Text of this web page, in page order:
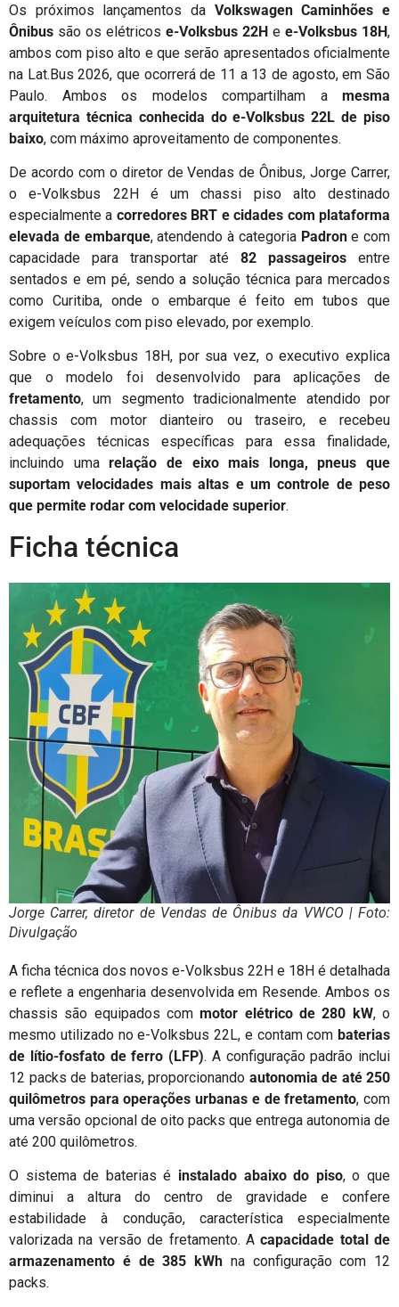
Os próximos lançamentos da Volkswagen Caminhões e
Ônibus são os elétricos e-Volksbus 22H e e-Volksbus 18H,
ambos com piso alto e que serão apresentados oficialmente
na Lat.Bus 2026, que ocorrerá de 11 a 13 de agosto, em São
Paulo. Ambos os modelos compartilham a mesma
arquitetura técnica conhecida do e-Volksbus 22L de piso
baixo, com máximo aproveitamento de componentes.
De acordo com o diretor de Vendas de Ônibus, Jorge Carrer,
o e-Volksbus 22H é um chassi piso alto destinado
especialmente a corredores BRT e cidades com plataforma
elevada de embarque, atendendo à categoria Padrone com
capacidade para transportar até 82 passageiros entre
sentados e em pé, sendo a solução técnica para mercados
como Curitiba, onde o embarque é feito em tubos que
exigem veículos com piso elevado, por exemplo.
Sobre o e-Volksbus 18H, por sua vez, o executivo explica
que o modelo foi desenvolvido para aplicações de
fretamento, um segmento tradicionalmente atendido por
chassis com motor dianteiro ou traseiro, e recebeu
adequações técnicas específicas para essa finalidade,
incluindo umarelação de eixo mais longa, pneus que
suportam velocidades mais altas e um controle de peso
que permite rodar com velocidade superior.
Ficha técnica
Jorge Carrer, diretor de Vendas de Ônibus da VWCO | Foto:
Divulgação
A ficha técnica dos novos e-Volksbus 22H e 18H é detalhada
e reflete a engenharia desenvolvida em Resende. Ambos os
chassis são equipados commotor elétrico de 280 kW, o
mesmo utilizado no e-Volksbus 22L, e contam com baterias
de lítio-fosfato de ferro (LFP). A configuração padrão inclui
12 packs de baterias, proporcionando autonomia de até 250
quilômetros para operações urbanas e de fretamento, com
uma versão opcional de oito packs que entrega autonomia de
até 200 quilômetros.
O sistema de baterias é instalado abaixo do piso, o que
diminui a altura do centro de gravidade e confere
estabilidade à condução, característica especialmente
valorizada na versão de fretamento. Acapacidade total de
armazenamento é de 385 kWh na configuração com 12
packs.